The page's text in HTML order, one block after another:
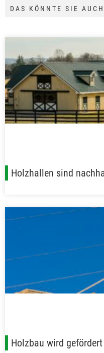
DAS KÖNNTE SIE
Holzhallen sind
Holzbau wird gefördert